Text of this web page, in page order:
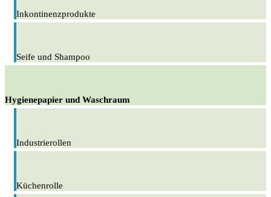
Inkontinenzprodukte
Seife und Shampoo
Hygienepapier und Waschraum
Industrierollen
Küchenrolle